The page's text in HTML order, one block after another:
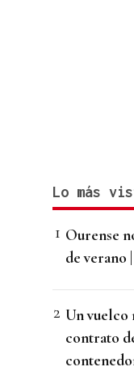
Lo más
Ourense
de verano
Un
contrato